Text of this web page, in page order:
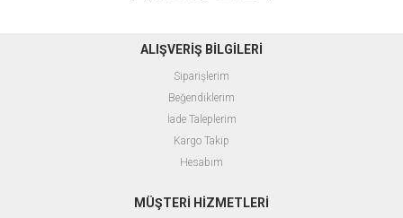
ALIŞVERİŞ BİLGİLERİ
Siparişlerim
Beğendiklerim
İade Taleplerim
Kargo Takip
Hesabım
MÜŞTERİ HİZMETLERİ